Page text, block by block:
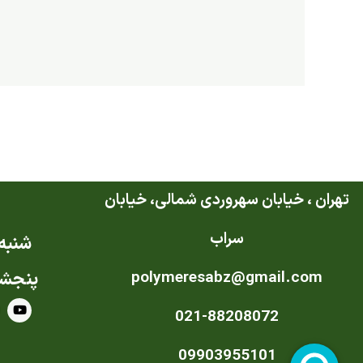
تهران ، خیابان سهروردی شمالی، خیابان
سراب
polymeresabz@gmail.com
021-88208072
09903955101
شنبه
Y
o
u